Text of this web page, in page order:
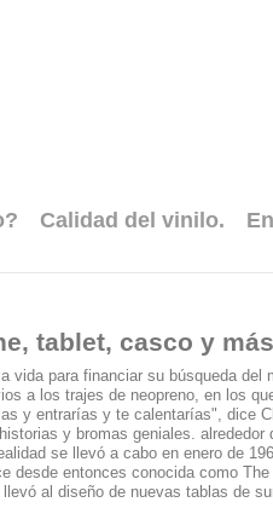
Calidad del vinilo.
tablet, casco y
vida para financiar su búsqueda del
a los trajes de neopreno, en los
y entrarías y te calentarías", dice
y bromas geniales. alrededor
se llevó a cabo en enero de
desde entonces conocida como
al diseño de nuevas tablas de